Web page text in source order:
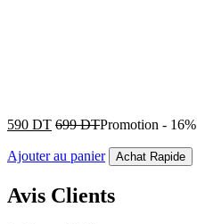
590 DT 699DTPromotion - 16%
Ajouter au panier Achat Rapide
Avis Clients